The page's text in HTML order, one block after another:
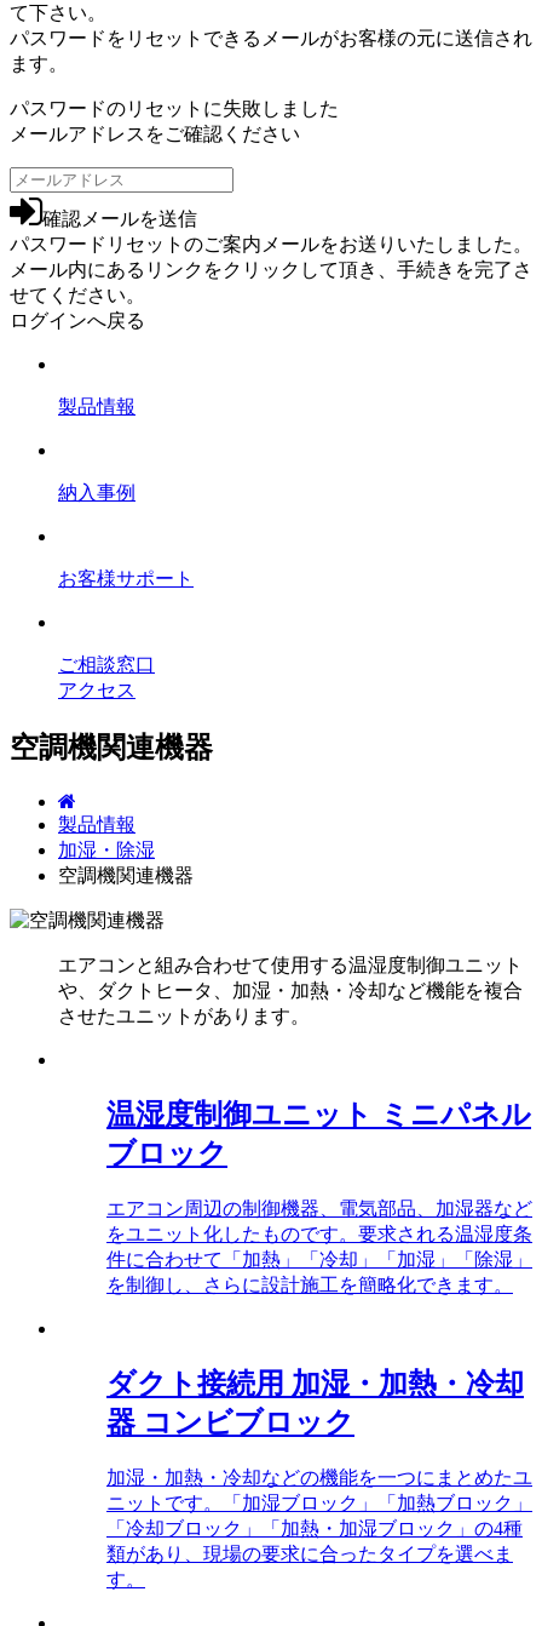
て下さい。
パスワードをリセットできるメールがお客様の元に送信され
ます。
パスワードのリセットに失敗しました
メールアドレスをご確認ください
確認メールを送信
パスワードリセットのご案内メールをお送りいたしました。
メール内にあるリンクをクリックして頂き、手続きを完了さ
せてください。
ログインへ戻る
製品情報
納入事例
お客様サポート
ご相談窓口
アクセス
空調機関連機器
製品情報
加湿・除湿
空調機関連機器
エアコンと組み合わせて使用する温湿度制御ユニット
や、ダクトヒータ、加湿・加熱・冷却など機能を複合
させたユニットがあります。
温湿度制御ユニット ミニパネル
ブロック
エアコン周辺の制御機器、電気部品、加湿器など
をユニット化したものです。要求される温湿度条
件に合わせて「加熱」「冷却」「加湿」「除湿」
を制御し、さらに設計施工を簡略化できます。
ダクト接続用 加湿・加熱・冷却
器 コンビブロック
加湿・加熱・冷却などの機能を一つにまとめたユ
ニットです。「加湿ブロック」「加熱ブロック」
「冷却ブロック」「加熱・加湿ブロック」の4種
類があり、現場の要求に合ったタイプを選べま
す。